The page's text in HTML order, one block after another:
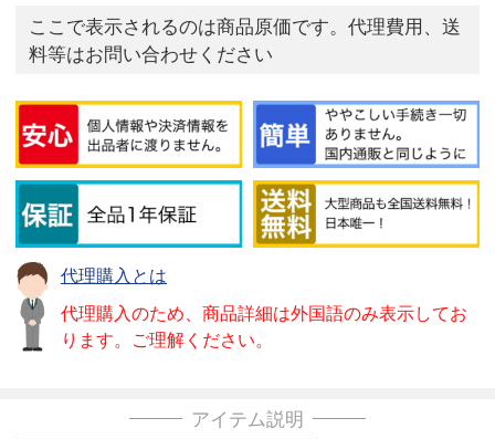
ここで表示されるのは商品原価です。代理費用、送
料等はお問い合わせください
代理購入とは
代理購入のため、商品詳細は外国語のみ表示してお
ります。ご理解ください。
アイテム説明